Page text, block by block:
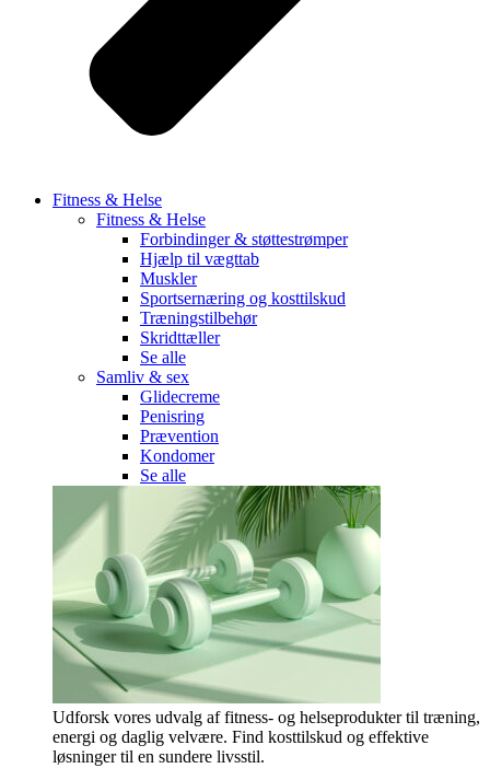
Fitness & Helse
Fitness & Helse
Forbindinger & støttestrømper
Hjælp til vægttab
Muskler
Sportsernæring og kosttilskud
Træningstilbehør
Skridttæller
Se alle
Samliv & sex
Glidecreme
Penisring
Prævention
Kondomer
Se alle
Udforsk vores udvalg af fitness- og helseprodukter til træning,
energi og daglig velvære. Find kosttilskud og effektive
løsninger til en sundere livsstil.